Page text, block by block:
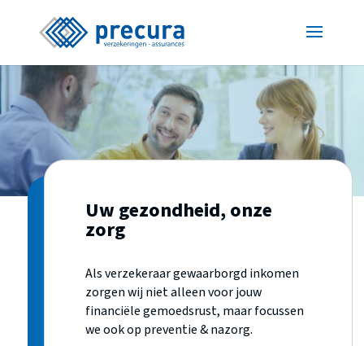
Uw gezondheid, onze
zorg
Als verzekeraar gewaarborgd inkomen
zorgen wij niet alleen voor jouw
financiële gemoedsrust, maar focussen
we ook op preventie & nazorg.